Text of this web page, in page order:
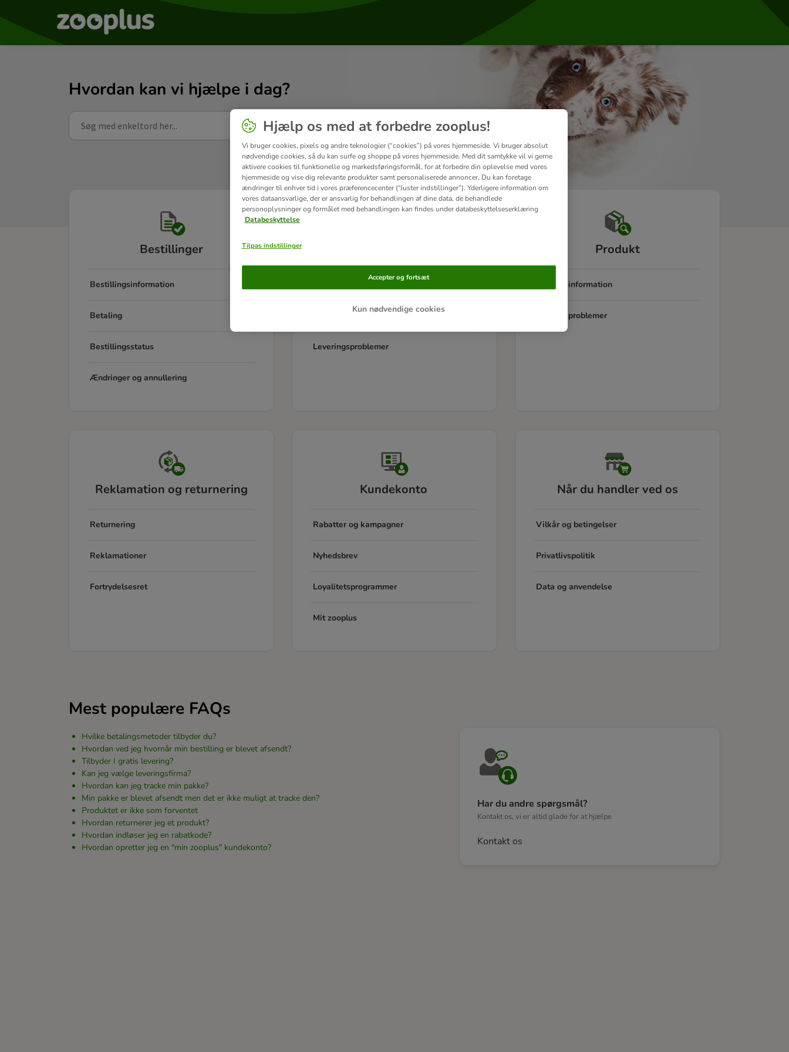
Hvordan kan vi hjælpe i dag?
Bestillinger
Bestillingsinformation
Betaling
Bestillingsstatus
Ændringer og annullering
Leveringsinformation
Pakkesporing
Leveringsproblemer
Produkt
Produkt information
Produkt problemer
Reklamation og returnering
Returnering
Reklamationer
Fortrydelsesret
Kundekonto
Rabatter og kampagner
Nyhedsbrev
Loyalitetsprogrammer
Mit zooplus
Når du handler ved os
Vilkår og betingelser
Privatlivspolitik
Data og anvendelse
Mest populære FAQs
Hvilke betalingsmetoder tilbyder du?
Hvordan ved jeg hvornår min bestilling er blevet afsendt?
Tilbyder I gratis levering?
Kan jeg vælge leveringsfirma?
Hvordan kan jeg tracke min pakke?
Min pakke er blevet afsendt men det er ikke muligt at tracke den?
Produktet er ikke som forventet
Hvordan returnerer jeg et produkt?
Hvordan indløser jeg en rabatkode?
Hvordan opretter jeg en "min zooplus" kundekonto?
Har du andre spørgsmål?
Kontakt os, vi er altid glade for at hjælpe
Kontakt os
Hjælp os med at forbedre zooplus!
Vi bruger cookies, pixels og andre teknologier (“cookies”) på vores hjemmeside. Vi bruger absolut
nødvendige cookies, så du kan surfe og shoppe på vores hjemmeside. Med dit samtykke vil vi gerne
aktivere cookies til funktionelle og markedsføringsformål, for at forbedre din oplevelse med vores
hjemmeside og vise dig relevante produkter samt personaliserede annoncer. Du kan foretage
ændringer til enhver tid i vores præferencecenter (“Juster indstillinger”). Yderligere information om
vores dataansvarlige, der er ansvarlig for behandlingen af ​​dine data, de behandlede
personoplysninger og formålet med behandlingen kan findes under databeskyttelseserklæring
Databeskyttelse
Tilpas indstillinger
Kun nødvendige cookies
Accepter og fortsæt